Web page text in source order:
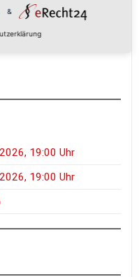
19:00 Uhr
19:00 Uhr
&